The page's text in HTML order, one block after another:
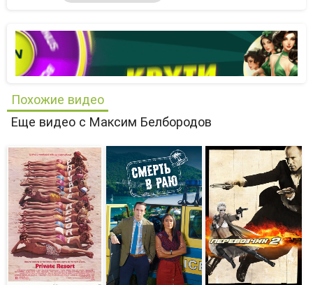
Похожие видео
Еще видео с Максим Белбородов